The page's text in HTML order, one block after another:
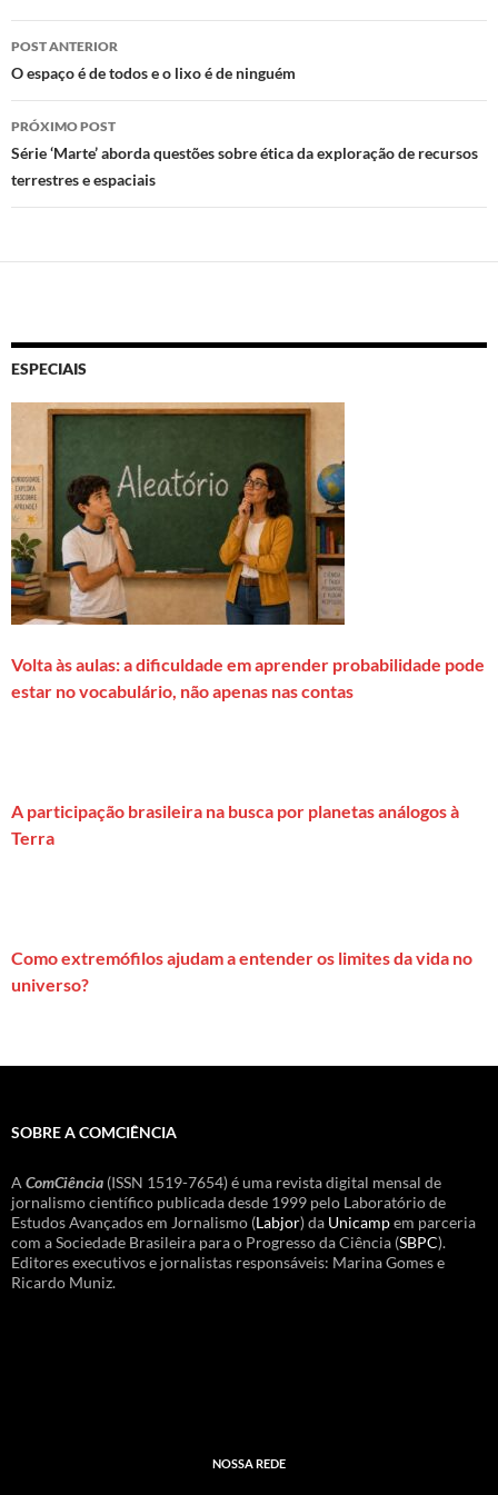
n o
k
p
p
Navegação
de
posts
POST ANTERIOR
O espaço é de todos e o lixo é de ninguém
PRÓXIMO POST
Série ‘Marte’ aborda questões sobre ética da exploração de recursos
terrestres e espaciais
ESPECIAIS
Volta às aulas: a dificuldade em aprender probabilidade pode
estar no vocabulário, não apenas nas contas
A participação brasileira na busca por planetas análogos à
Terra
Como extremófilos ajudam a entender os limites da vida no
universo?
SOBRE A COMCIÊNCIA
A ComCiência (ISSN 1519-7654) é uma revista digital mensal de
jornalismo científico publicada desde 1999 pelo Laboratório de
Estudos Avançados em Jornalismo (Labjor) da Unicampem parceria
com a Sociedade Brasileira para o Progresso da Ciência (SBPC).
Editores executivos e jornalistas responsáveis: Marina Gomes e
Ricardo Muniz.
NOSSA REDE